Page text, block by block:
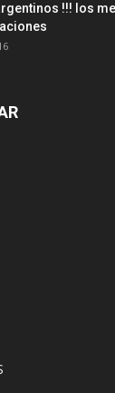
!!! los